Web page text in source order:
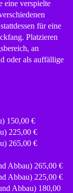
eine verspielte
für eine
Platzieren
an
oder als auffällige
150,00 €
225,00 €
265,00 €
Abbau) 265,00 €
Abbau) 225,00 €
Abbau) 180,00